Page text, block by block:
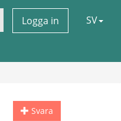
Logga in SV
Svara